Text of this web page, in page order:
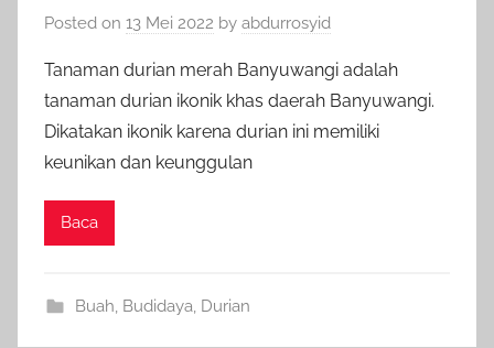
Posted on 13 Mei 2022 by abdurrosyid
Tanaman durian merah Banyuwangi adalah
tanaman durian ikonik khas daerah Banyuwangi.
Dikatakan ikonik karena durian ini memiliki
keunikan dan keunggulan
Baca
Buah Budidaya Durian